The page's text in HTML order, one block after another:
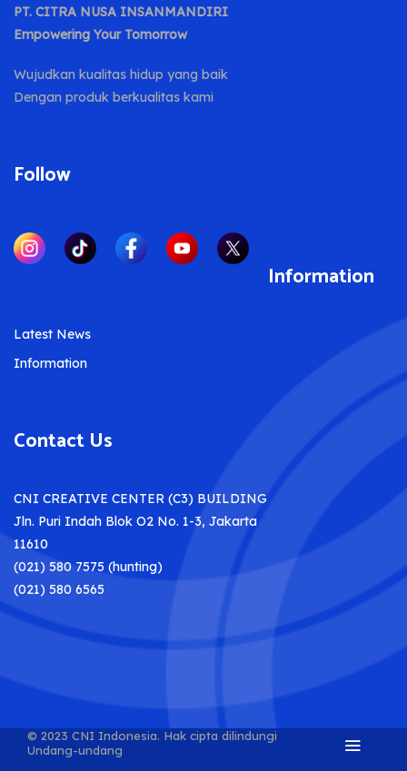
PT. CITRA NUSA INSANMANDIRI
Empowering Your Tomorrow
Wujudkan kualitas hidup yang baik
Dengan produk berkualitas kami
Follow
Information
Latest News
Information
Contact Us
CNI CREATIVE CENTER (C3) BUILDING
Jln. Puri Indah Blok O2 No. 1-3, Jakarta
11610
(021) 580 7575 (hunting)
(021) 580 6565
© 2023 CNI Indonesia. Hak cipta dilindungi
Undang-undang